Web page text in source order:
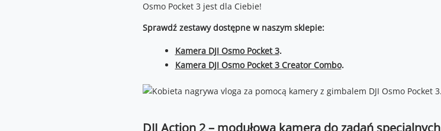
Osmo Pocket 3 jest dla Ciebie!
Sprawdź zestawy dostępne w naszym sklepie:
Kamera DJI Osmo Pocket 3.
Kamera DJI Osmo Pocket 3 Creator Combo.
DJI Action 2 – modułowa kamera do zadań specjalnych